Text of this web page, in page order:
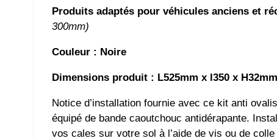
Produits adaptés pour véhicules anciens et
300mm)
Couleur : Noire
Dimensions produit : L525mm x l350 x H32mm
Notice d’installation fournie avec ce kit anti
équipé de bande caoutchouc antidérapante.
vos cales sur votre sol à l’aide de vis ou de colle